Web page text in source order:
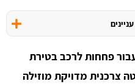
פחחות לרכב בטירת
צרכנית מדויקת מוזילה